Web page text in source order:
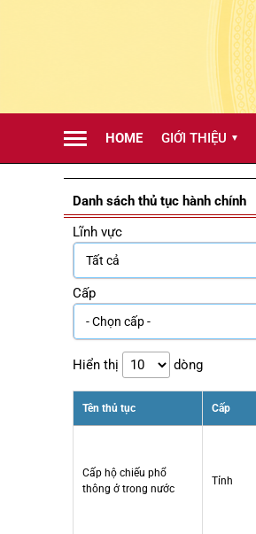
HOME GIỚI THIỆU ▼
Danh sách thủ tục hành chính
Lĩnh vực
Cấp
Hiển thị dòng
Tên thủ tục Cấp
Cấp hộ chiếu phổ
thông ở trong nước
Tỉnh